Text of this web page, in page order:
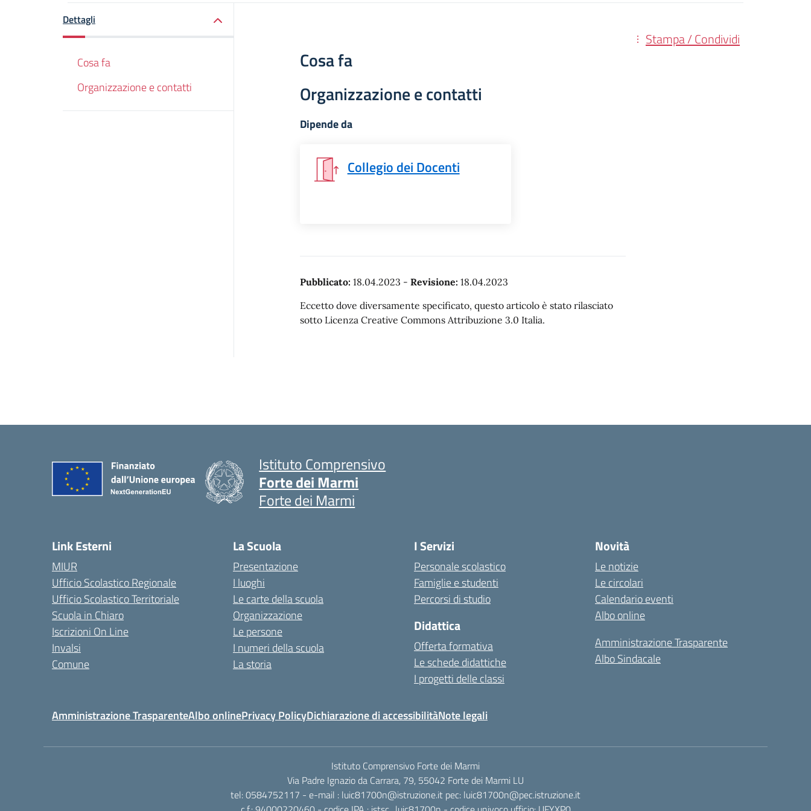
Dettagli
Cosa fa
Organizzazione e contatti
Stampa / Condividi
Cosa fa
Organizzazione e contatti
Dipende da
Collegio dei Docenti
Pubblicato: 18.04.2023 - Revisione: 18.04.2023
Eccetto dove diversamente specificato, questo articolo è stato rilasciato
sotto Licenza Creative Commons Attribuzione 3.0 Italia.
Istituto Comprensivo
Forte dei Marmi
Forte dei Marmi
Link Esterni
MIUR
Ufficio Scolastico Regionale
Ufficio Scolastico Territoriale
Scuola in Chiaro
Iscrizioni On Line
Invalsi
Comune
La Scuola
Presentazione
I luoghi
Le carte della scuola
Organizzazione
Le persone
I numeri della scuola
La storia
I Servizi
Personale scolastico
Famiglie e studenti
Percorsi di studio
Didattica
Offerta formativa
Le schede didattiche
I progetti delle classi
Novità
Le notizie
Le circolari
Calendario eventi
Albo online
Amministrazione Trasparente
Albo Sindacale
Amministrazione TrasparenteAlbo onlinePrivacy PolicyDichiarazione di accessibilitàNote legali
Istituto Comprensivo Forte dei Marmi
Via Padre Ignazio da Carrara, 79, 55042 Forte dei Marmi LU
tel: 0584752117 - e-mail : luic81700n@istruzione.it pec: luic81700n@pec.istruzione.it